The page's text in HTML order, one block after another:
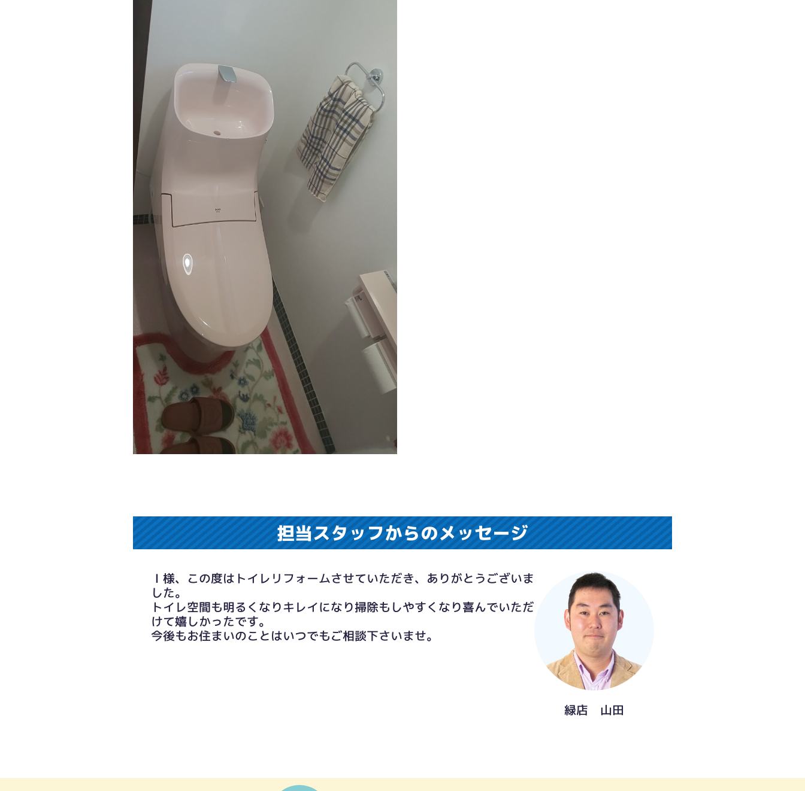
担当スタッフからのメッセージ
Ｉ様、この度はトイレリフォームさせていただき、ありがとうございま
した。
トイレ空間も明るくなりキレイになり掃除もしやすくなり喜んでいただ
けて嬉しかったです。
今後もお住まいのことはいつでもご相談下さいませ。
緑店 山田